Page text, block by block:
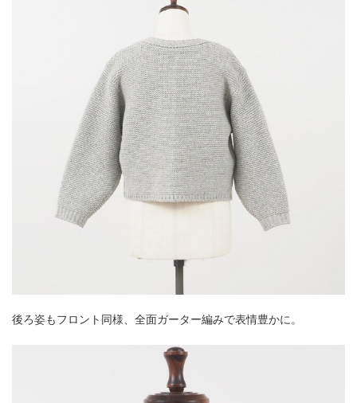
後ろ姿もフロント同様、全面ガーター編みで表情豊かに。